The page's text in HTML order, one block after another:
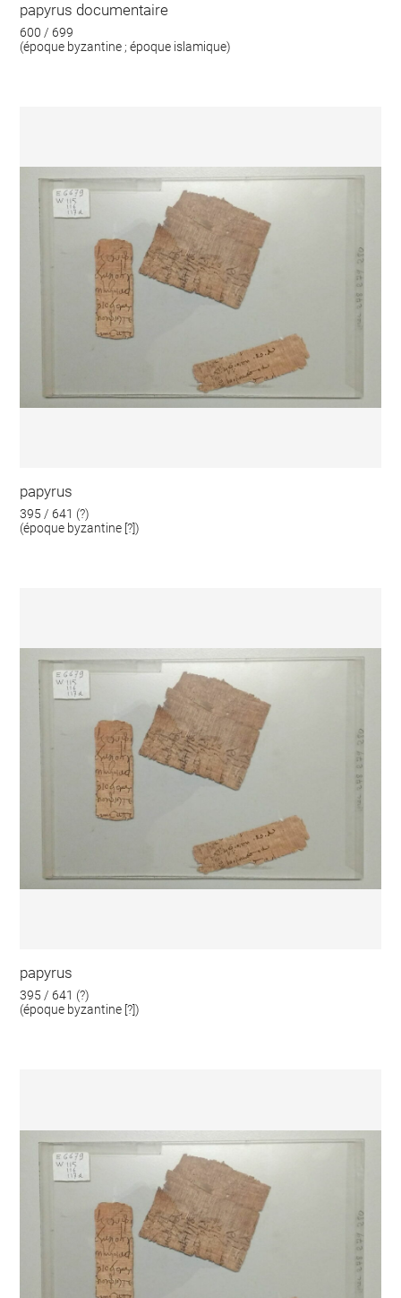
papyrus documentaire
600 / 699
(époque byzantine ; époque islamique)
papyrus
395 / 641 (?)
(époque byzantine [?])
papyrus
395 / 641 (?)
(époque byzantine [?])